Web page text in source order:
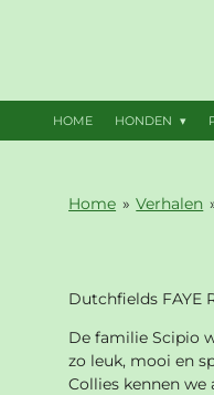
hoofdinhoud
HOME HONDEN
Home » Verhalen
Dutchfields FAYE
De familie Scipio
zo leuk, mooi en
Collies kennen